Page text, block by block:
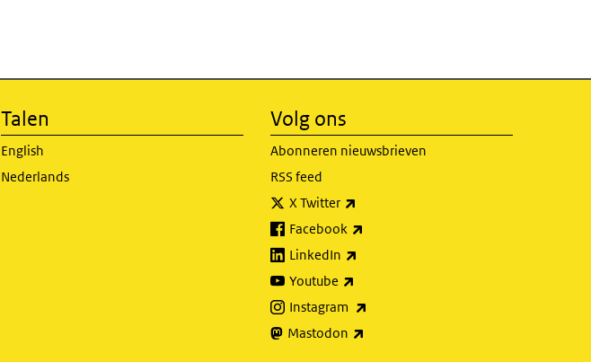
Talen
English
Nederlands
Volg ons
Abonneren nieuwsbrieven
RSS feed
X Twitter
Facebook
LinkedIn
Youtube
Instagram
Mastodon